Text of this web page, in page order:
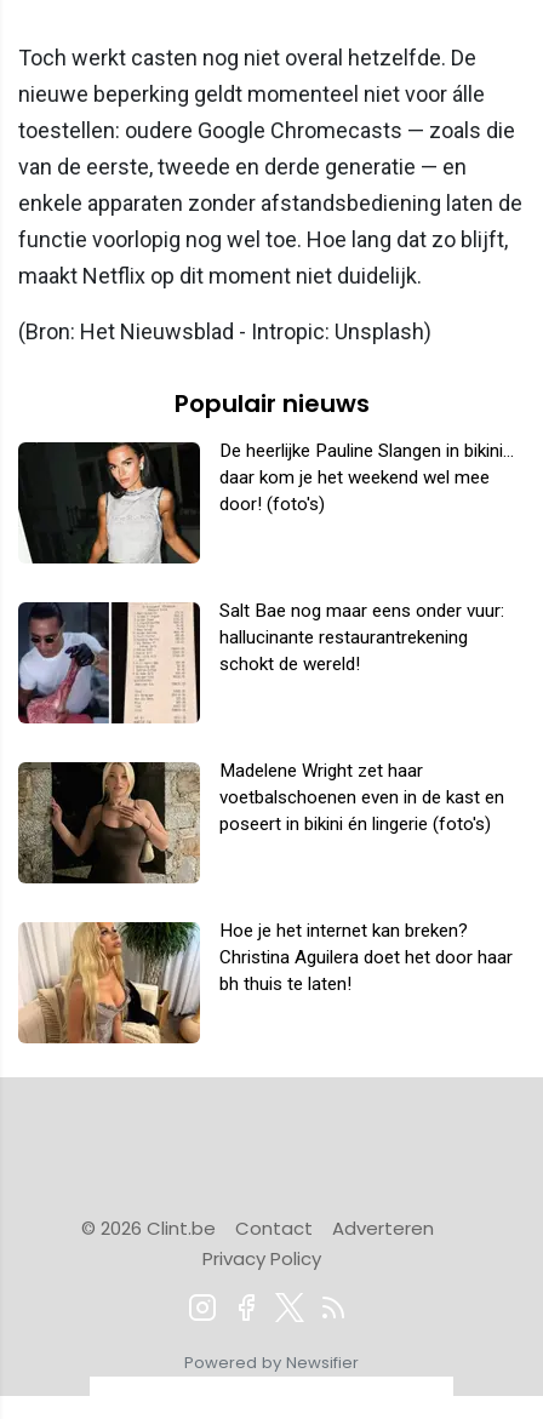
Toch werkt casten nog niet overal hetzelfde. De
nieuwe beperking geldt momenteel niet voor álle
toestellen: oudere Google Chromecasts — zoals die
van de eerste, tweede en derde generatie — en
enkele apparaten zonder afstandsbediening laten de
functie voorlopig nog wel toe. Hoe lang dat zo blijft,
maakt Netflix op dit moment niet duidelijk.
(Bron: Het Nieuwsblad - Intropic: Unsplash)
Populair nieuws
De heerlijke Pauline Slangen in bikini...
daar kom je het weekend wel mee
door! (foto's)
Salt Bae nog maar eens onder vuur:
hallucinante restaurantrekening
schokt de wereld!
Madelene Wright zet haar
voetbalschoenen even in de kast en
poseert in bikini én lingerie (foto's)
Hoe je het internet kan breken?
Christina Aguilera doet het door haar
bh thuis te laten!
© 2026 Clint.be Contact
Adverteren
Privacy Policy
Powered by Newsifier